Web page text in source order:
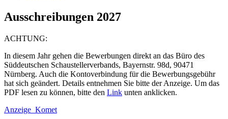
Ausschreibungen 2027
ACHTUNG:
In diesem Jahr gehen die Bewerbungen direkt an das Büro des
Süddeutschen Schaustellerverbands, Bayernstr. 98d, 90471
Nürnberg. Auch die Kontoverbindung für die Bewerbungsgebühr
hat sich geändert. Details entnehmen Sie bitte der Anzeige. Um das
PDF lesen zu können, bitte den Link unten anklicken.
Anzeige_Komet